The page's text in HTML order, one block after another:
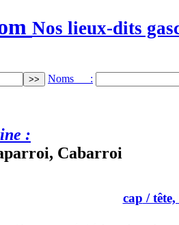
Nos lieux-dits
Noms :
:
Cabarroi
cap /